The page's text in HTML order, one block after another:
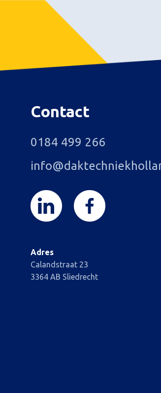
Contact
0184 499 266
Adres
Calandstraat 23
3364 AB Sliedrecht